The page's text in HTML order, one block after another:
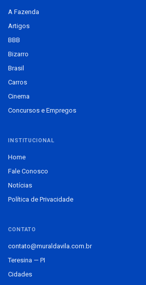
A Fazenda
Artigos
BBB
Bizarro
Brasil
Carros
Cinema
Concursos e Empregos
INSTITUCIONAL
Home
Fale Conosco
Notícias
Política de Privacidade
CONTATO
contato@muraldavila.com.br
Teresina — PI
Cidades